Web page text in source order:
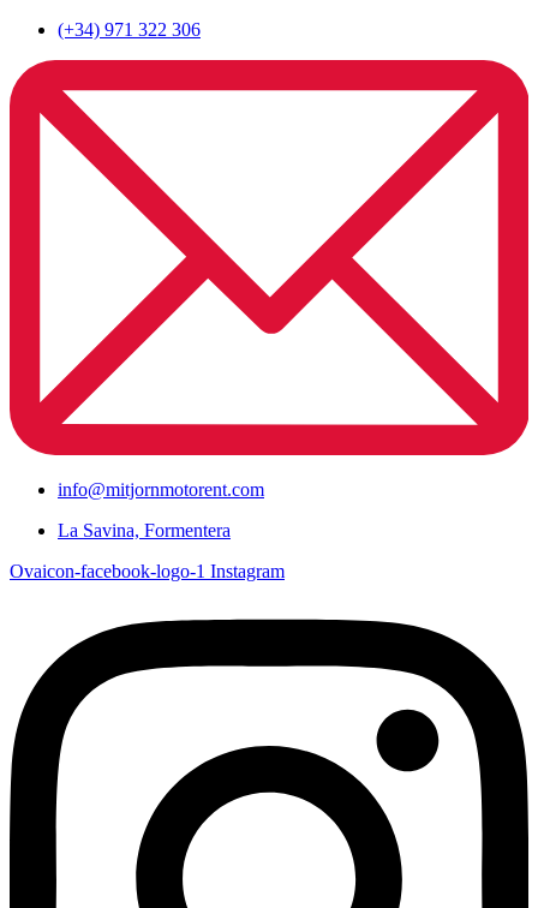
(+34) 971 322 306
info@mitjornmotorent.com
La Savina, Formentera
Ovaicon-facebook-logo-1 Instagram